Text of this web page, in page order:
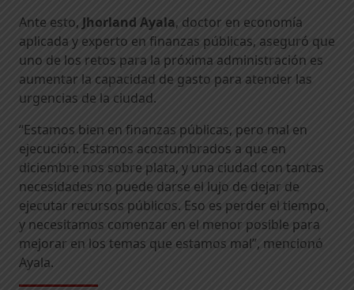
Ante esto, Jhorland Ayala, doctor en economía
aplicada y experto en finanzas públicas, aseguró que
uno de los retos para la próxima administración es
aumentar la capacidad de gasto para atender las
urgencias de la ciudad.
“Estamos bien en finanzas públicas, pero mal en
ejecución. Estamos acostumbrados a que en
diciembre nos sobre plata, y una ciudad con tantas
necesidades no puede darse el lujo de dejar de
ejecutar recursos públicos. Eso es perder el tiempo,
y necesitamos comenzar en el menor posible para
mejorar en los temas que estamos mal”, mencionó
Ayala.